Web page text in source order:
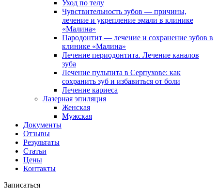
Уход по телу
Чувствительность зубов — причины,
лечение и укрепление эмали в клинике
«Малина»
Пародонтит — лечение и сохранение зубов в
клинике «Малина»
Лечение периодонтита. Лечение каналов
зуба
Лечение пульпита в Серпухове: как
сохранить зуб и избавиться от боли
Лечение кариеса
Лазерная эпиляция
Женская
Мужская
Документы
Отзывы
Результаты
Статьи
Цены
Контакты
Записаться